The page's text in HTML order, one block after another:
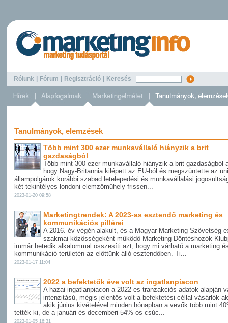
Rólunk Fórum Regisztráció Keresés
Tanulmányok, elemzések
Több mint 300 ezer munkavállaló hiányzik a brit
gazdaságból
Több mint 300 ezer munkavállaló hiányzik a brit gazdaságból
hogy Nagy-Britannia kilépett az EU-ból és megszüntette az
állampolgárok korábbi szabad letelepedési és munkavállalási
két tekintélyes londoni elemzőműhely frissen...
2023-01-20 09:58
Marketingtrendek: A 2023-as esztendő marketing és
kommunikációs pillérei
A 2016. év végén alakult, és a Magyar Marketing Szövetség
szakmai közösségeként működő Marketing Döntéshozók
immár hetedik alkalommal összesíti azt, hogy mi várható a marketing
kommunikáció területén az előttünk álló esztendőben. Ti...
2023-01-17 11:04
2022 a befektetők éve volt az ingatlanpiacon
A hazai ingatlanpiacon a 2022-es tranzakciós adatok alapján
intenzitású, mégis jelentős volt a befektetési céllal vásárlók
akik június kivételével minden hónapban a vevők több mint
tették ki, de a januári és decemberi 54%-os csúc...
2023-01-05 16:31